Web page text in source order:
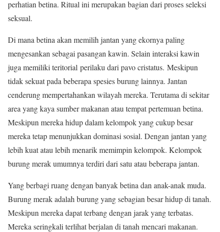
perhatian betina. Ritual ini merupakan bagian dari proses seleksi
seksual.
Di mana betina akan memilih jantan yang ekornya paling
mengesankan sebagai pasangan kawin. Selain interaksi kawin
juga memiliki teritorial perilaku dari pavo cristatus. Meskipun
tidak sekuat pada beberapa spesies burung lainnya. Jantan
cenderung mempertahankan wilayah mereka. Terutama di sekitar
area yang kaya sumber makanan atau tempat pertemuan betina.
Meskipun mereka hidup dalam kelompok yang cukup besar
mereka tetap menunjukkan dominasi sosial. Dengan jantan yang
lebih kuat atau lebih menarik memimpin kelompok. Kelompok
burung merak umumnya terdiri dari satu atau beberapa jantan.
Yang berbagi ruang dengan banyak betina dan anak-anak muda.
Burung merak adalah burung yang sebagian besar hidup di tanah.
Meskipun mereka dapat terbang dengan jarak yang terbatas.
Mereka seringkali terlihat berjalan di tanah mencari makanan.